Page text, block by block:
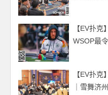
1559人次
44名国人
【EV扑
WSOP最
家牌淘汰
【EV扑克
｜雪舞济